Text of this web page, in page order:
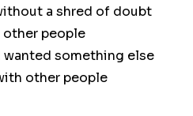
a shred of doubt
other people
wanted something else
other people